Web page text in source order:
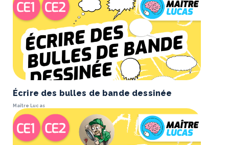
Écrire des bulles de bande dessinée
Maître Lucas